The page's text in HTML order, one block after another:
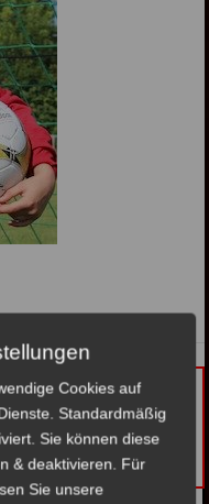
Cookies auf
Standardmäßig
Sie können diese
& deaktivieren. Für
Sie unsere